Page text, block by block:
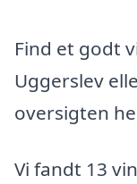
Find et godt
Uggerslev
oversigten
Vi fandt 13